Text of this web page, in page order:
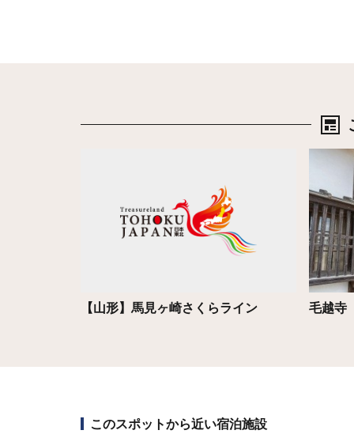
【山形】馬見ヶ崎さくらライン 毛越寺
詳細は
このスポットから近い宿泊施設